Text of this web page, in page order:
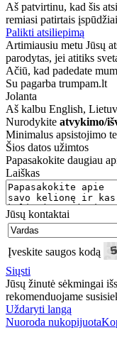
Aš patvirtinu, kad šis
remiasi patirtais
Palikti atsiliepimą
Artimiausiu metu Jūsų
parodytas, jei atitiks
Ačiū, kad padedate
Su pagarba trumpam.lt
Jolanta
Aš kalbu English,
Nurodykite atvykimo/
Minimalus apsistojimo
Šios datos užimtos
Papasakokite daugiau
Laiškas
Jūsų kontaktai
Įveskite saugos kodą
Siųsti
Jūsų žinutė sėkmingai
rekomenduojame
Uždaryti langą
Nuoroda nukopijuota